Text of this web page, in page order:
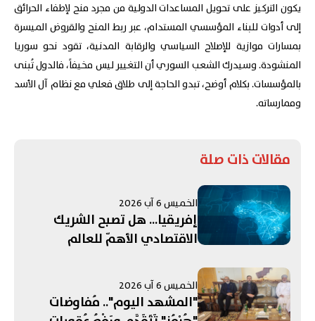
يكون التركيز على تحويل المساعدات الدولية من مجرد منح لإطفاء الحرائق
إلى أدوات للبناء المؤسسي المستدام، عبر ربط المنح والقروض الميسرة
بمسارات موازية للإصلاح السياسي والرقابة المدنية، تقود نحو سوريا
المنشودة. وسيدرك الشعب السوري أن التغيير ليس مخيفاً، فالدول تُبنى
بالمؤسسات. بكلام أوضح، تبدو الحاجة إلى طلاق فعلي مع نظام آل الأسد
وممارساته.
مقالات ذات صلة
الخميس 6 آب 2026
إفريقيا... هل تصبح الشريك
الاقتصادي الأهمّ للعالم
الخميس 6 آب 2026
"المشهد اليوم".. مُفاوضات